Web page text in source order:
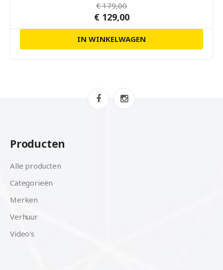
€ 179,00
€ 129,00
IN WINKELWAGEN
Producten
Alle producten
Categorieën
Merken
Verhuur
Video's